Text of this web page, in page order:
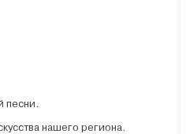
песни.
нашего региона.